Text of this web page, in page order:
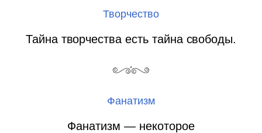
Творчество
Тайна творчества есть тайна свободы.
Фанатизм
Фанатизм — некоторое